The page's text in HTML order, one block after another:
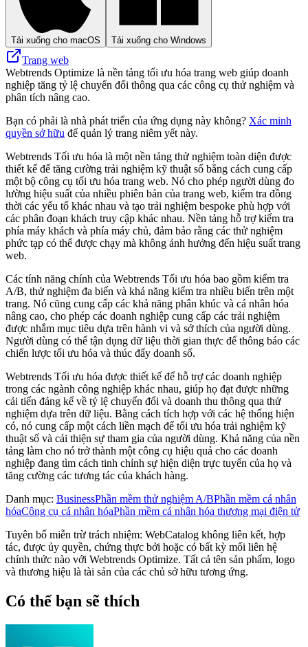
Tải xuống cho macOS Tải xuống cho Windows
Trang web
Webtrends Optimize là nền tảng tối ưu hóa trang web giúp doanh
nghiệp tăng tỷ lệ chuyển đổi thông qua các công cụ thử nghiệm và
phân tích nâng cao.
Bạn có phải là nhà phát triển của ứng dụng này không? Xác minh
quyền sở hữu để quản lý trang niêm yết này.
Webtrends Tối ưu hóa là một nền tảng thử nghiệm toàn diện được
thiết kế để tăng cường trải nghiệm kỹ thuật số bằng cách cung cấp
một bộ công cụ tối ưu hóa trang web. Nó cho phép người dùng đo
lường hiệu suất của nhiều phiên bản của trang web, kiểm tra đồng
thời các yếu tố khác nhau và tạo trải nghiệm bespoke phù hợp với
các phân đoạn khách truy cập khác nhau. Nền tảng hỗ trợ kiểm tra
phía máy khách và phía máy chủ, đảm bảo rằng các thử nghiệm
phức tạp có thể được chạy mà không ảnh hưởng đến hiệu suất trang
web.
Các tính năng chính của Webtrends Tối ưu hóa bao gồm kiểm tra
A/B, thử nghiệm đa biến và khả năng kiểm tra nhiều biến trên một
trang. Nó cũng cung cấp các khả năng phân khúc và cá nhân hóa
nâng cao, cho phép các doanh nghiệp cung cấp các trải nghiệm
được nhắm mục tiêu dựa trên hành vi và sở thích của người dùng.
Người dùng có thể tận dụng dữ liệu thời gian thực để thông báo các
chiến lược tối ưu hóa và thúc đẩy doanh số.
Webtrends Tối ưu hóa được thiết kế để hỗ trợ các doanh nghiệp
trong các ngành công nghiệp khác nhau, giúp họ đạt được những
cải tiến đáng kể về tỷ lệ chuyển đổi và doanh thu thông qua thử
nghiệm dựa trên dữ liệu. Bằng cách tích hợp với các hệ thống hiện
có, nó cung cấp một cách liền mạch để tối ưu hóa trải nghiệm kỹ
thuật số và cải thiện sự tham gia của người dùng. Khả năng của nền
tảng làm cho nó trở thành một công cụ hiệu quả cho các doanh
nghiệp đang tìm cách tinh chỉnh sự hiện diện trực tuyến của họ và
tăng cường các tương tác của khách hàng.
Danh mục: BusinessPhần mềm thử nghiệm A/BPhần mềm cá nhân
hóaCông cụ cá nhân hóaPhần mềm cá nhân hóa thương mại điện tử
Tuyên bố miễn trừ trách nhiệm: WebCatalog không liên kết, hợp
tác, được ủy quyền, chứng thực bởi hoặc có bất kỳ mối liên hệ
chính thức nào với Webtrends Optimize. Tất cả tên sản phẩm, logo
và thương hiệu là tài sản của các chủ sở hữu tương ứng.
Có thể bạn sẽ thích